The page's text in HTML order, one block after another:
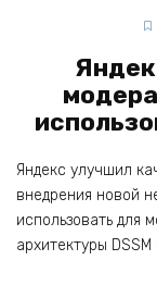
Яндекс улучшил
внедрения новой
использовать для
архитектуры